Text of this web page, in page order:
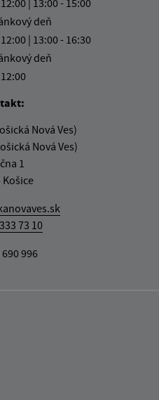
deň
| 13:00 - 16:30
deň
Nová Ves)
Nová Ves)
1
Košice
73 10
690 996